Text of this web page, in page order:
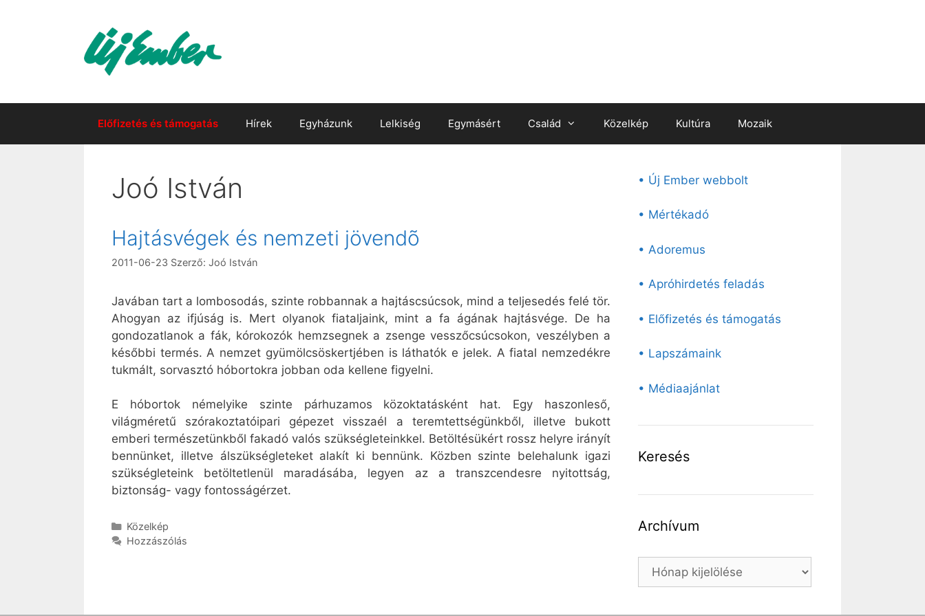
Előfizetés és támogatás Hírek Egyházunk Lelkiség Egymásért Család Közelkép Kultúra Mozaik
Joó István
Hajtásvégek és nemzeti jövendõ
2011-06-23 Szerző: Joó István
Javában tart a lombosodás, szinte robbannak a hajtáscsúcsok, mind a teljesedés felé tör.
Ahogyan az ifjúság is. Mert olyanok fiataljaink, mint a fa ágának hajtásvége. De ha
gondozatlanok a fák, kórokozók hemzsegnek a zsenge vesszőcsúcsokon, veszélyben a
későbbi termés. A nemzet gyümölcsöskertjében is láthatók e jelek. A fiatal nemzedékre
tukmált, sorvasztó hóbortokra jobban oda kellene figyelni.
E hóbortok némelyike szinte párhuzamos közoktatásként hat. Egy haszonleső,
világméretű szórakoztatóipari gépezet visszaél a teremtettségünkből, illetve bukott
emberi természetünkből fakadó valós szükségleteinkkel. Betöltésükért rossz helyre irányít
bennünket, illetve álszükségleteket alakít ki bennünk. Közben szinte belehalunk igazi
szükségleteink betöltetlenül maradásába, legyen az a transzcendesre nyitottság,
biztonság- vagy fontosságérzet.
Kategória
Közelkép
Hozzászólás
• Új Ember webbolt
• Mértékadó
• Adoremus
• Apróhirdetés feladás
• Előfizetés és támogatás
• Lapszámaink
• Médiaajánlat
Keresés
Archívum
Archívum